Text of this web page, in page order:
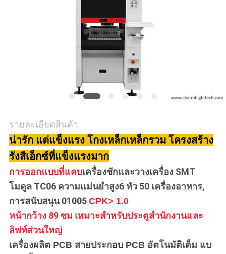
ความ
เป็น
ส่วน
ตัว
รายละเอียดสินค้า
น่ารัก แต่แข็งแรง โกงเหล็กเหล็กรวม โครงสร้าง
รังสีเอ็กซ์ที่แข็งแรงมาก
การออกแบบที่แคบเครื่องชักและวางเครื่อง SMT
โมดูล TC06 ความแม่นยําสูง6 หัว 50 เครื่องอาหาร,
การสนับสนุน 01005 CPK> 1.0
หน้ากว้าง 89 ซม เหมาะสําหรับประตูสํานักงานและ
ลิฟท์ส่วนใหญ่
เครื่องผลิต PCB สายประกอบ PCB อัตโนมัติเต็ม แบ